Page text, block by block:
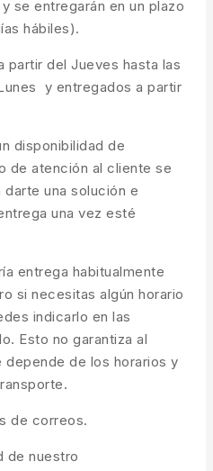
se entregarán en un plazo
hábiles).
partir del Jueves hasta las
y entregados a partir
disponibilidad de
de atención al cliente se
una solución e
una vez esté
entrega habitualmente
si necesitas algún horario
indicarlo en las
Esto no garantiza al
depende de los horarios y
de correos.
de nuestro